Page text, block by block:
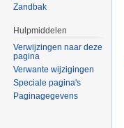
Zandbak
Hulpmiddelen
Verwijzingen naar deze
pagina
Verwante wijzigingen
Speciale pagina's
Paginagegevens